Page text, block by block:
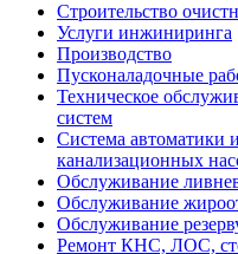
Строительство
Услуги инжиниринга
Производство
Пусконаладочные
Техническое
систем
Система автоматики
канализационных
Обслуживание
Обслуживание
Обслуживание
Ремонт КНС, ЛОС,